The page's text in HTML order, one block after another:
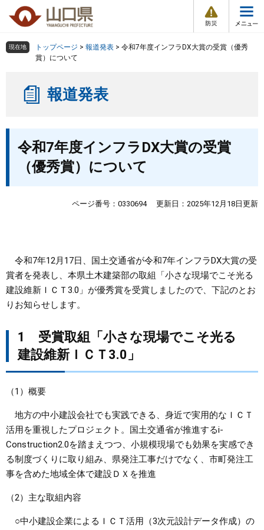
の
ー
情
報
メ
ュ
組織で探す
くらし・環境
しごと・産業・観光
まちづくり
検索の仕方 組織で探す
現在地 トップページ > 報道発表 > 令和7年度インフラDX大賞の受賞（優秀
賞）について
報道発表
令和7年度インフラDX大賞の受賞
（優秀賞）について
ページ番号：0330694 更新日：2025年12月18日更新
令和7年12月17日、国土交通省が令和7年インフラDX大賞の受
賞者を発表し、本県土木建築部の取組「小さな現場でこそ光る
建設維新ＩＣＴ3.0」が優秀賞を受賞しましたので、下記のとお
りお知らせします。
1 受賞取組「小さな現場でこそ光る
建設維新ＩＣＴ3.0」
（1）概要
地方の中小建設会社でも実践できる、身近で実用的なＩＣＴ
活用を重視したプロジェクト。国土交通省が推進するi-
Construction2.0を踏まえつつ、小規模現場でも効果を実感でき
る制度づくりに取り組み、県発注工事だけでなく、市町発注工
事を含めた地域全体で建設ＤＸを推進
（2）主な取組内容
○中小建設企業によるＩＣＴ活用（3次元設計データ作成）の